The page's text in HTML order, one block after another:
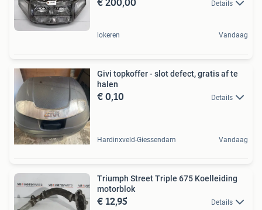
Details
lokeren Vandaag
Givi topkoffer - slot defect, gratis af te
halen
€ 0,10 Details
Hardinxveld-Giessendam Vandaag
Triumph Street Triple 675 Koelleiding
motorblok
€ 12,95 Details